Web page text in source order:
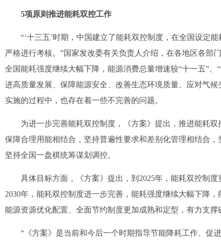
5项原则推进能耗双控工作
“‘十三五’时期，中国建立了能耗双控制度，在全国设定
严格进行考核。”国家发改委有关负责人介绍，在各地区各部
全国能耗强度继续大幅下降，能源消费总量增速较“十一五”
进高质量发展、保障能源安全、改善生态环境质量、应对气
实施的过程中，也存在着一些不完善的问题。
为进一步完善能耗双控制度，《方案》提出，推进能耗双
保障合理用能相结合，坚持普遍性要求和差别化管理相结合
坚持全国一盘棋统筹谋划调控。
具体目标方面，《方案》提出，到2025年，能耗双控制度
2030年，能耗双控制度进一步完善，能耗强度继续大幅下降
能源资源优化配置、全面节约制度更加成熟和定型，有力支
“《方案》是当前和今后一个时期指导节能降耗工作、促进